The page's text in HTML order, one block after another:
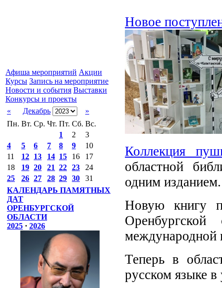
Афиша мероприятий Акции
Курсы Запись на мероприятие
Новости и события Выставки
Конкурсы и проекты
«
Декабрь
»
Пн. Вт. Ср. Чт. Пт. Сб. Вс.
1
2
3
4
5 6 7 8 9
10
11
12 13 14 15 16
17
18
19 20 21 22 23
24
25
26 27 28 29 30
31
КАЛЕНДАРЬ ПАМЯТНЫХ
ДАТ
ОРЕНБУРГСКОЙ
ОБЛАСТИ
2025 · 2026
Новое
Коллекция
областной
одним изданием.
Новую книгу
международной
Теперь в
русском языке